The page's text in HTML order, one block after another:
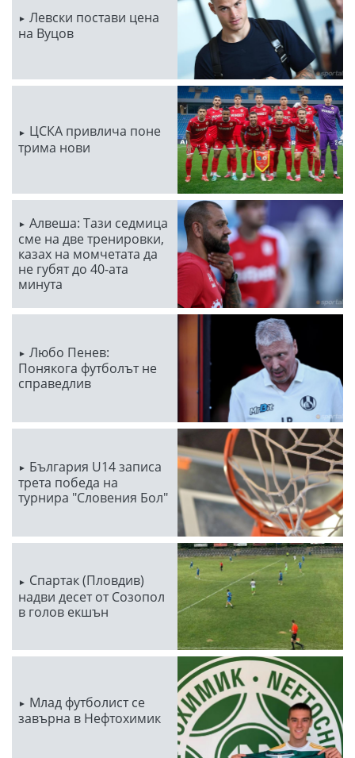
Левски постави цена
на Вуцов
ЦСКА привлича поне
трима нови
Алвеша: Тази седмица
сме на две тренировки,
казах на момчетата да
не губят до 40-ата
минута
Любо Пенев:
Понякога футболът не
справедлив
България U14 записа
трета победа на
турнира "Словения Бол"
Спартак (Пловдив)
надви десет от Созопол
в голов екшън
Млад футболист се
завърна в Нефтохимик